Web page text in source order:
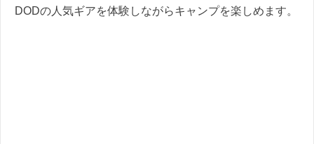
DODの人気ギアを体験しながらキャンプを楽しめます。